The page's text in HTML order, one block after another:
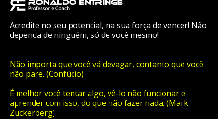
Acredite no seu potencial, na sua força de vencer! Não
dependa de ninguém, só de você mesmo!
Não importa que você vá devagar, contanto que você
não pare. (Confúcio)
É melhor você tentar algo, vê-lo não funcionar e
aprender com isso, do que não fazer nada. (Mark
Zuckerberg)